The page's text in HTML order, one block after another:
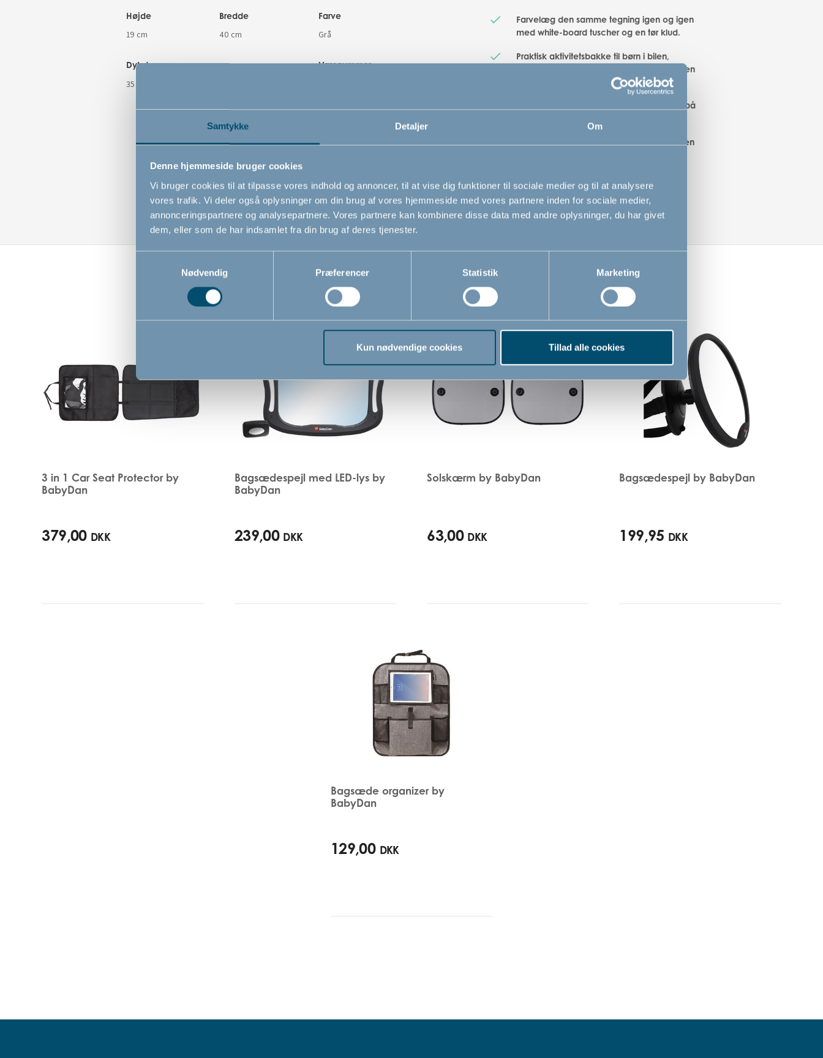
Samtykke Detaljer Om
Denne hjemmeside bruger cookies
Vi bruger cookies til at tilpasse vores indhold og annoncer, til at vise dig funktioner til sociale medier og til at analysere
vores trafik. Vi deler også oplysninger om din brug af vores hjemmeside med vores partnere inden for sociale medier,
annonceringspartnere og analysepartnere. Vores partnere kan kombinere disse data med andre oplysninger, du har givet
dem, eller som de har indsamlet fra din brug af deres tjenester.
Nødvendig
Præferencer Statistik Marketing
Kun nødvendige cookies Tillad alle cookies
Højde
19 cm
Bredde
40 cm
Dybde
35 cm
Farve
Grå
Varenummer
Farvelæg den samme tegning igen og igen
med white-board tuscher og en tør klud.
Praktisk aktivitetsbakke til børn i bilen,
klapvognen, bussen, toget, flyet, på færgen
Adskillige lommer med elastik holder styr på
Kan nemt foldes sammen og bæres som en
Relaterede produkter
3 in 1 Car Seat Protector by
BabyDan
379,00 DKK
Bagsædespejl med LED-lys by
BabyDan
239,00 DKK
Solskærm by BabyDan
63,00 DKK
Bagsædespejl by BabyDan
199,95 DKK
Bagsæde organizer by
BabyDan
129,00 DKK